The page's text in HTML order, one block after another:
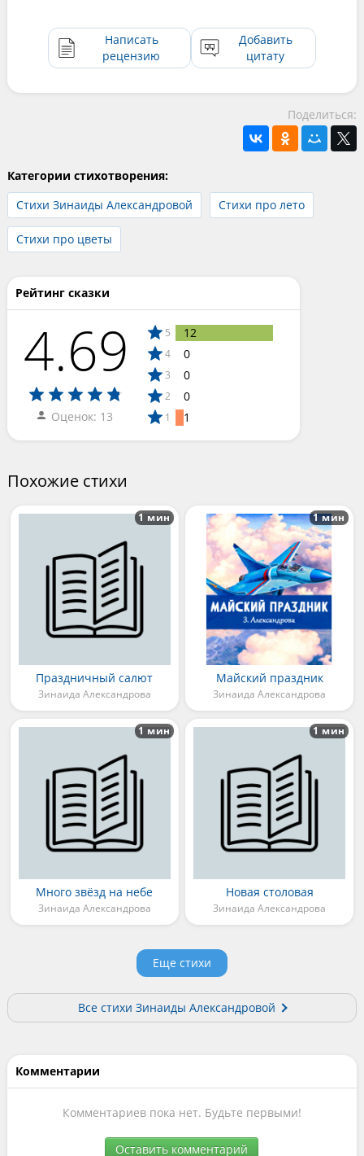
Написать
рецензию
Добавить
цитату
Поделиться:
Категории стихотворения:
Стихи Зинаиды Александровой
Стихи про лето
Стихи про цветы
Рейтинг сказки
4.69
Оценок: 13
5 12
4 0
3 0
2 0
1 1
Похожие стихи
Праздничный салют
Зинаида Александрова
1 мин
Майский праздник
Зинаида Александрова
1 мин
Много звёзд на небе
Зинаида Александрова
1 мин
Новая столовая
Зинаида Александрова
1 мин
Еще стихи
Все стихи Зинаиды Александровой
Комментарии
Комментариев пока нет. Будьте первыми!
Оставить комментарий